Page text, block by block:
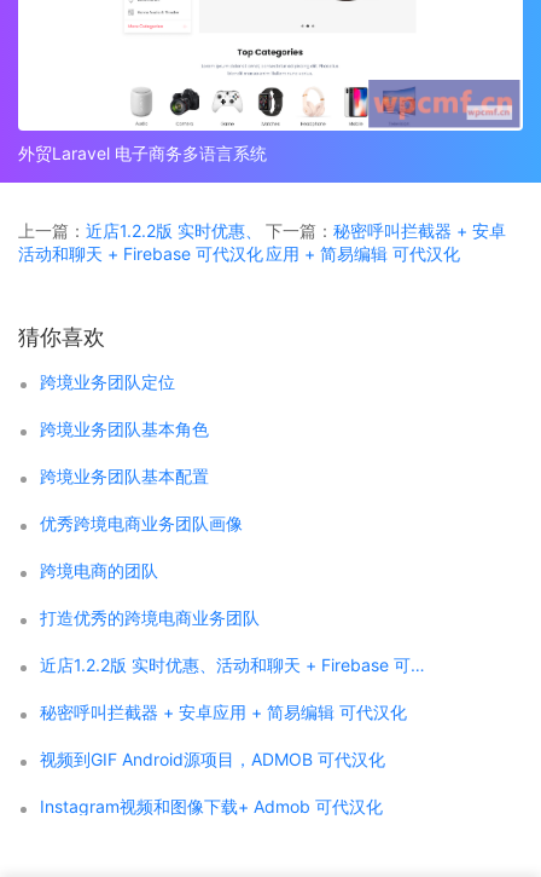
外贸Laravel 电子商务多语言系统
上一篇： 近店1.2.2版 实时优惠、
活动和聊天 + Firebase 可代汉化
下一篇： 秘密呼叫拦截器 + 安卓
应用 + 简易编辑 可代汉化
猜你喜欢
跨境业务团队定位
跨境业务团队基本角色
跨境业务团队基本配置
优秀跨境电商业务团队画像
跨境电商的团队
打造优秀的跨境电商业务团队
近店1.2.2版 实时优惠、活动和聊天 + Firebase 可代汉化
秘密呼叫拦截器 + 安卓应用 + 简易编辑 可代汉化
视频到GIF Android源项目，ADMOB 可代汉化
Instagram视频和图像下载+ Admob 可代汉化